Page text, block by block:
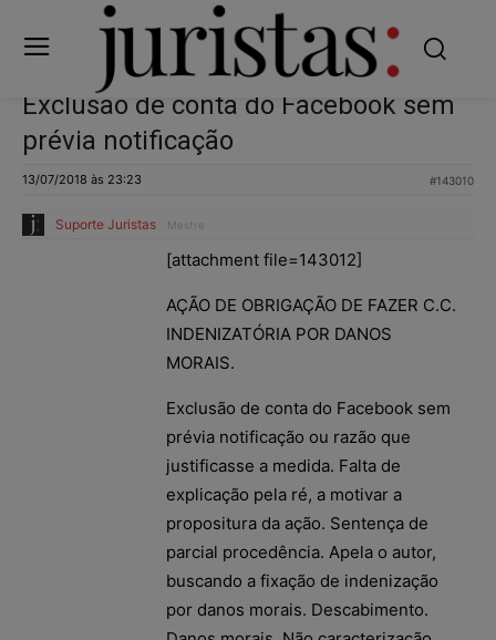
Exclusão de conta do Facebook sem
prévia notificação
13/07/2018 às 23:23 #143010
Suporte Juristas Mestre
[attachment file=143012]
AÇÃO DE OBRIGAÇÃO DE FAZER C.C.
INDENIZATÓRIA POR DANOS
MORAIS.
Exclusão de conta do Facebook sem
prévia notificação ou razão que
justificasse a medida. Falta de
explicação pela ré, a motivar a
propositura da ação. Sentença de
parcial procedência. Apela o autor,
buscando a fixação de indenização
por danos morais. Descabimento.